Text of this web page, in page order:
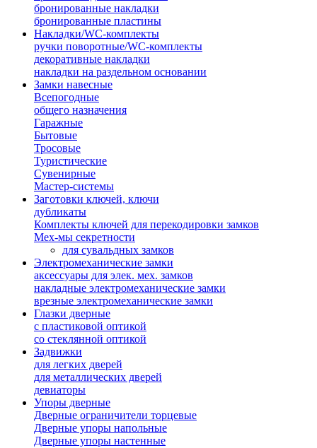
бронированные накладки
бронированные пластины
Накладки/WC-комплекты
ручки поворотные/WC-комплекты
декоративные накладки
накладки на раздельном основании
Замки навесные
Всепогодные
общего назначения
Гаражные
Бытовые
Тросовые
Туристические
Сувенирные
Мастер-системы
Заготовки ключей, ключи
дубликаты
Комплекты ключей для перекодировки замков
Мех-мы секретности
для сувальдных замков
Электромеханические замки
аксессуары для элек. мех. замков
накладные электромеханические замки
врезные электромеханические замки
Глазки дверные
с пластиковой оптикой
со стеклянной оптикой
Задвижки
для легких дверей
для металлических дверей
девиаторы
Упоры дверные
Дверные ограничители торцевые
Дверные упоры напольные
Дверные упоры настенные